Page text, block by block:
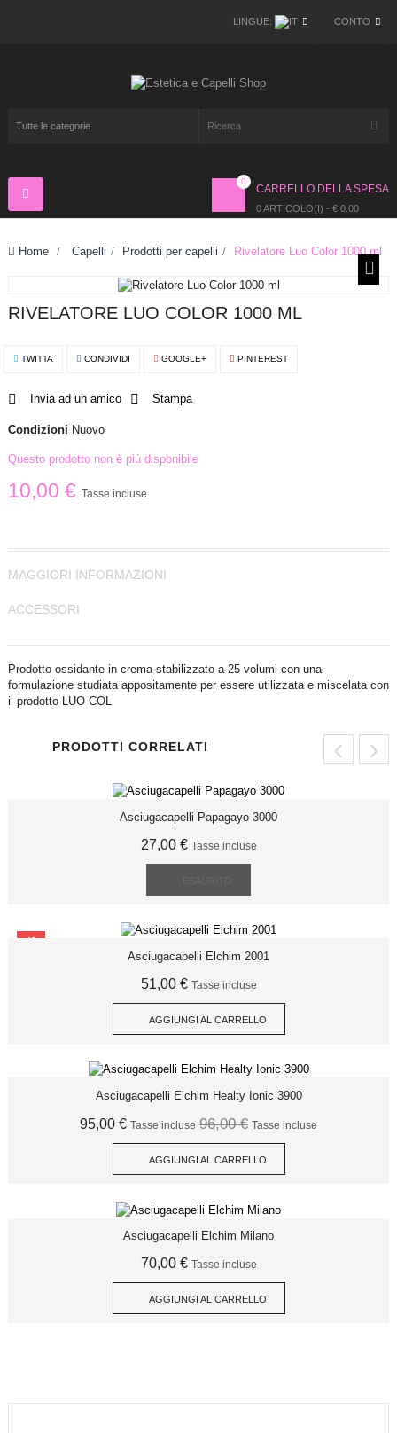
CONTO
LINGUE:
CARRELLO DELLA SPESA
0 ARTICOLO(I) - € 0.00
0
Navigazione
Toggle
Home > Capelli > Prodotti per capelli > Rivelatore Luo Color 1000 ml
RIVELATORE LUO COLOR 1000 ML
TWITTA CONDIVIDI GOOGLE+ PINTEREST
Invia ad un amico Stampa
Condizioni Nuovo
Questo prodotto non è più disponibile
10,00 € Tasse incluse
MAGGIORI INFORMAZIONI
ACCESSORI
Prodotto ossidante in crema stabilizzato a 25 volumi con una
formulazione studiata appositamente per essere utilizzata e miscelata con
il prodotto LUO COL
PRODOTTI CORRELATI ‹ ›
Asciugacapelli Papagayo 3000
27,00 € Tasse incluse
Asciugacapelli Elchim 2001
51,00 € Tasse incluse
AGGIUNGI AL CARRELLO
Asciugacapelli Elchim Healty Ionic 3900
95,00 € Tasse incluse 96,00 € Tasse incluse
AGGIUNGI AL CARRELLO
Asciugacapelli Elchim Milano
70,00 € Tasse incluse
AGGIUNGI AL CARRELLO